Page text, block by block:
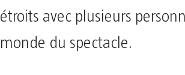
étroits avec plusieurs
monde du spectacle.